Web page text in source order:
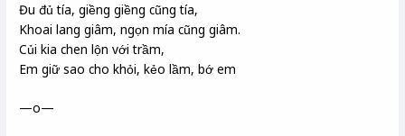
Đu đủ tía, giềng giềng cũng tía,
Khoai lang giâm, ngọn mía cũng giâm.
Củi kia chen lộn với trầm,
Em giữ sao cho khỏi, kẻo lầm, bớ em
—o—